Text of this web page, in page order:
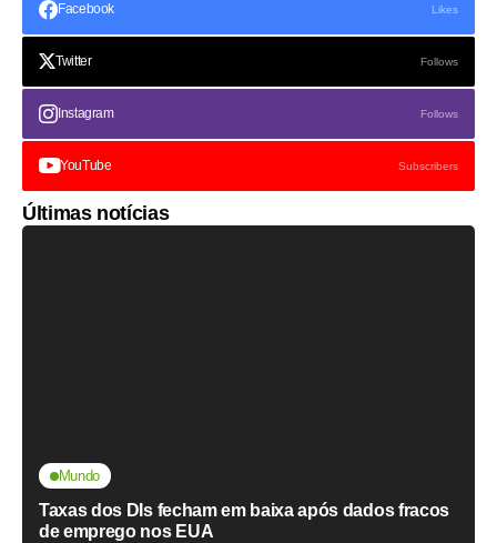
Facebook Likes
Twitter Follows
Instagram Follows
YouTube Subscribers
Últimas notícias
Mundo
Taxas dos DIs fecham em baixa após dados fracos
de emprego nos EUA